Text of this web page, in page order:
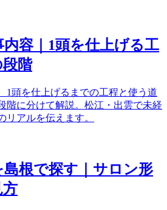
内容｜1頭を仕上げる工
階
1頭を仕上げるまでの工程と使う道
階に分けて解説。松江・出雲で未経
リアルを伝えます。
島根で探す｜サロン形